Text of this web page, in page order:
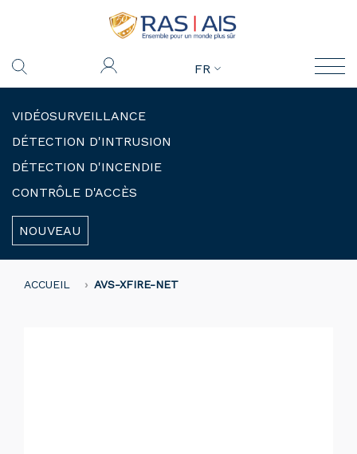
FR
VIDÉOSURVEILLANCE
DÉTECTION D'INTRUSION
DÉTECTION D'INCENDIE
CONTRÔLE D'ACCÈS
NOUVEAU
ACCUEIL AVS-XFIRE-NET